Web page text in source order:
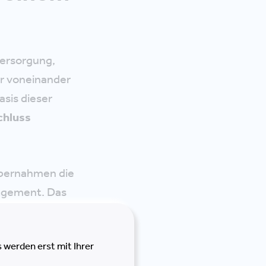
voneinander
dieser
die
Das
als
werden erst mit Ihrer